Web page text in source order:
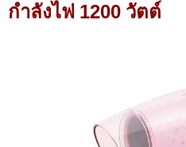
กำลังไฟ 1200 วัตต์